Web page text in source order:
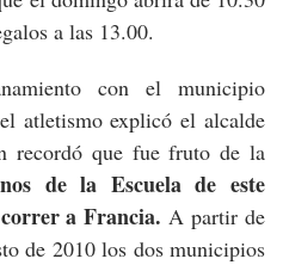
a las 13.00.
con el municipio
atletismo explicó el alcalde
recordó que fue fruto de la
de la Escuela de este
a Francia. A partir de
de 2010 los dos municipios